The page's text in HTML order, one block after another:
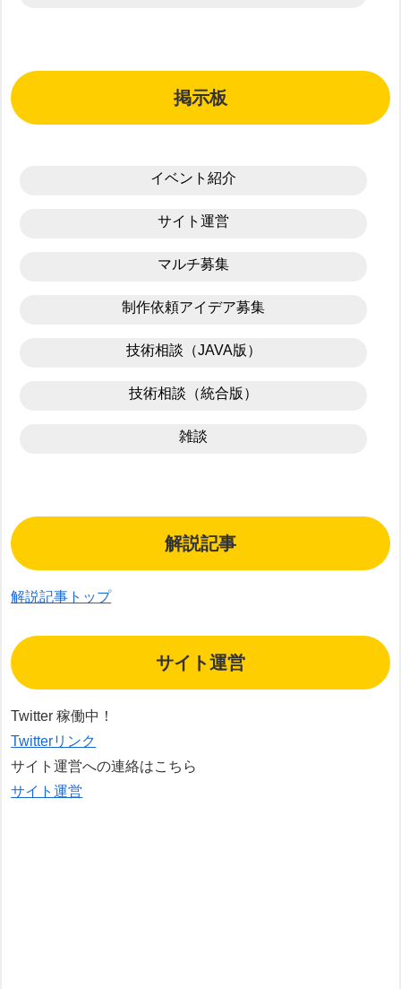
掲示板
イベント紹介
サイト運営
マルチ募集
制作依頼アイデア募集
技術相談（JAVA版）
技術相談（統合版）
雑談
解説記事
解説記事トップ
サイト運営
Twitter 稼働中！
Twitterリンク
サイト運営への連絡はこちら
サイト運営